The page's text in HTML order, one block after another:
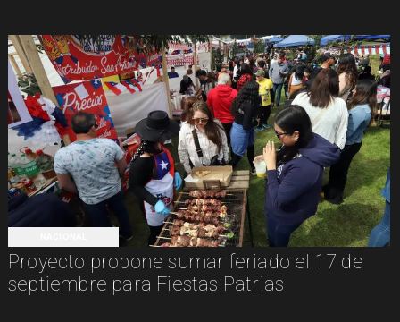
Proyecto propone sumar feriado el 17 de
septiembre para Fiestas Patrias